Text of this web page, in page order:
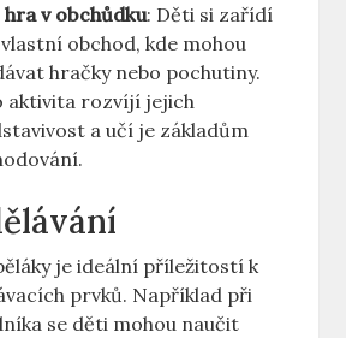
hra v obchůdku: Děti si zařídí
obchod, kde mohou
hračky nebo pochutiny.
aktivita rozvíjí jejich
a učí je základům
je ideální příležitostí k
prvků. Například při
se děti mohou naučit